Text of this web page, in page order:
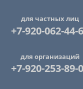
для частных лиц
+7-920-062-44-
для организаций
+7-920-253-89-